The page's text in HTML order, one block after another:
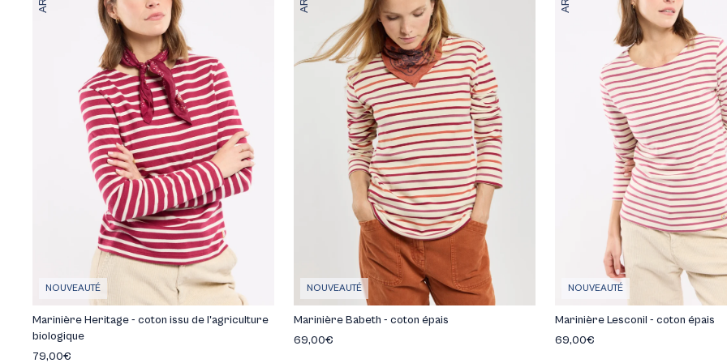
Tout l'univers Homme
Tout l'univers Femme
Tout l'univers Enfant
Voir tout l'univers
Tout l'univers Maison
Tout l'univers de la marque
NOUVEAUTÉ
Marinière Heritage - coton issu de l'agriculture
biologique
79,00€
NOUVEAUTÉ
Marinière Babeth - coton épais
69,00€
NOUVEAUTÉ
Marinière Lesconil - coton épais
69,00€